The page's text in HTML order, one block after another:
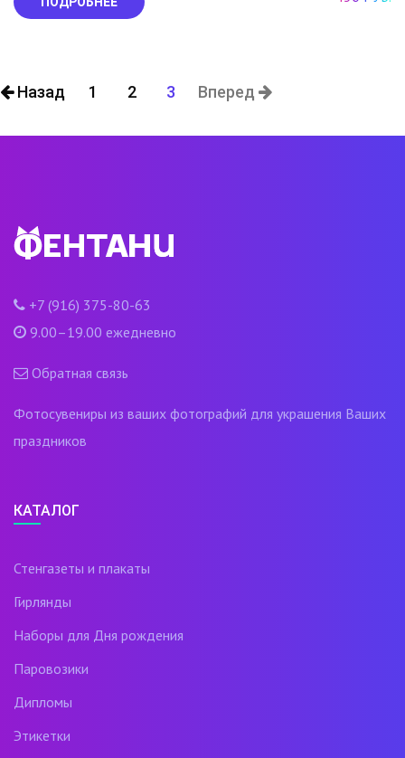
Назад 1 2 3 Вперед
+7 (916) 375-80-63
9.00–19.00 ежедневно
Обратная связь
Фотосувениры из ваших фотографий для украшения Ваших
праздников
КАТАЛОГ
Стенгазеты и плакаты
Гирлянды
Наборы для Дня рождения
Паровозики
Дипломы
Этикетки